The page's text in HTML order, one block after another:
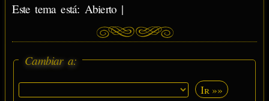
Este tema está: Abierto |
Cambiar a:
Ir »»